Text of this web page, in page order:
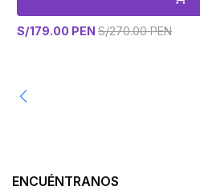
S/179.00 PEN S/270.00 PEN
ENCUÉNTRANOS